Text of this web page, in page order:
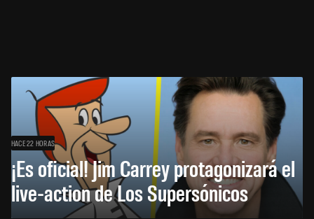
HACE 22 HORAS
¡Es oficial! Jim Carrey protagonizará el
live-action de Los Supersónicos